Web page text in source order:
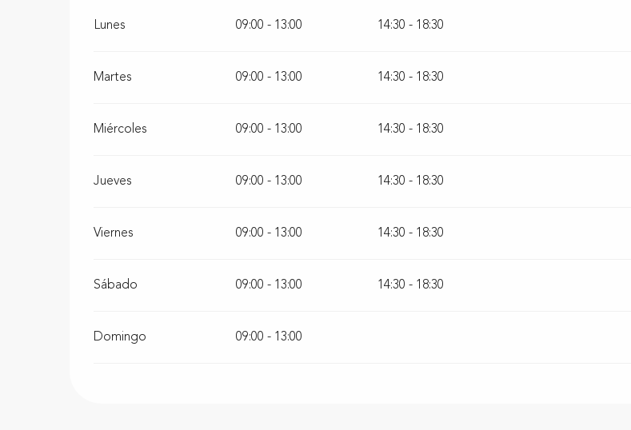
Lunes 09:00 - 13:00 14:30 - 18:30
Martes 09:00 - 13:00 14:30 - 18:30
Miércoles 09:00 - 13:00 14:30 - 18:30
Jueves 09:00 - 13:00 14:30 - 18:30
Viernes 09:00 - 13:00 14:30 - 18:30
Sábado 09:00 - 13:00 14:30 - 18:30
Domingo 09:00 - 13:00